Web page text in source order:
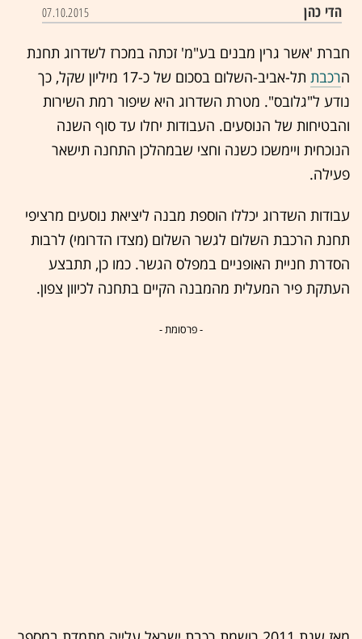
הדי כהן 07.10.2015
חברת 'אשר גרין מבנים בע"מ' זכתה במכרז לשדרוג תחנת
הרכבת
תל-אביב-השלום בסכום של כ-17 מיליון שקל, כך
נודע ל"גלובס". מטרת השדרוג היא שיפור רמת השירות
והבטיחות של הנוסעים. העבודות יחלו עד סוף השנה
הנוכחית ויימשכו כשנה וחצי שבמהלכן התחנה תישאר
פעילה.
עבודות השדרוג יכללו הוספת מבנה ליציאת נוסעים מרציפי
תחנת הרכבת השלום לגשר השלום (מצדו הדרומי) לרבות
הסדרת חניית האופניים במפלס הגשר. כמו כן, תתבצע
העתקת פיר המעלית מהמבנה הקיים בתחנה לכיוון צפון.
- פרסומת -